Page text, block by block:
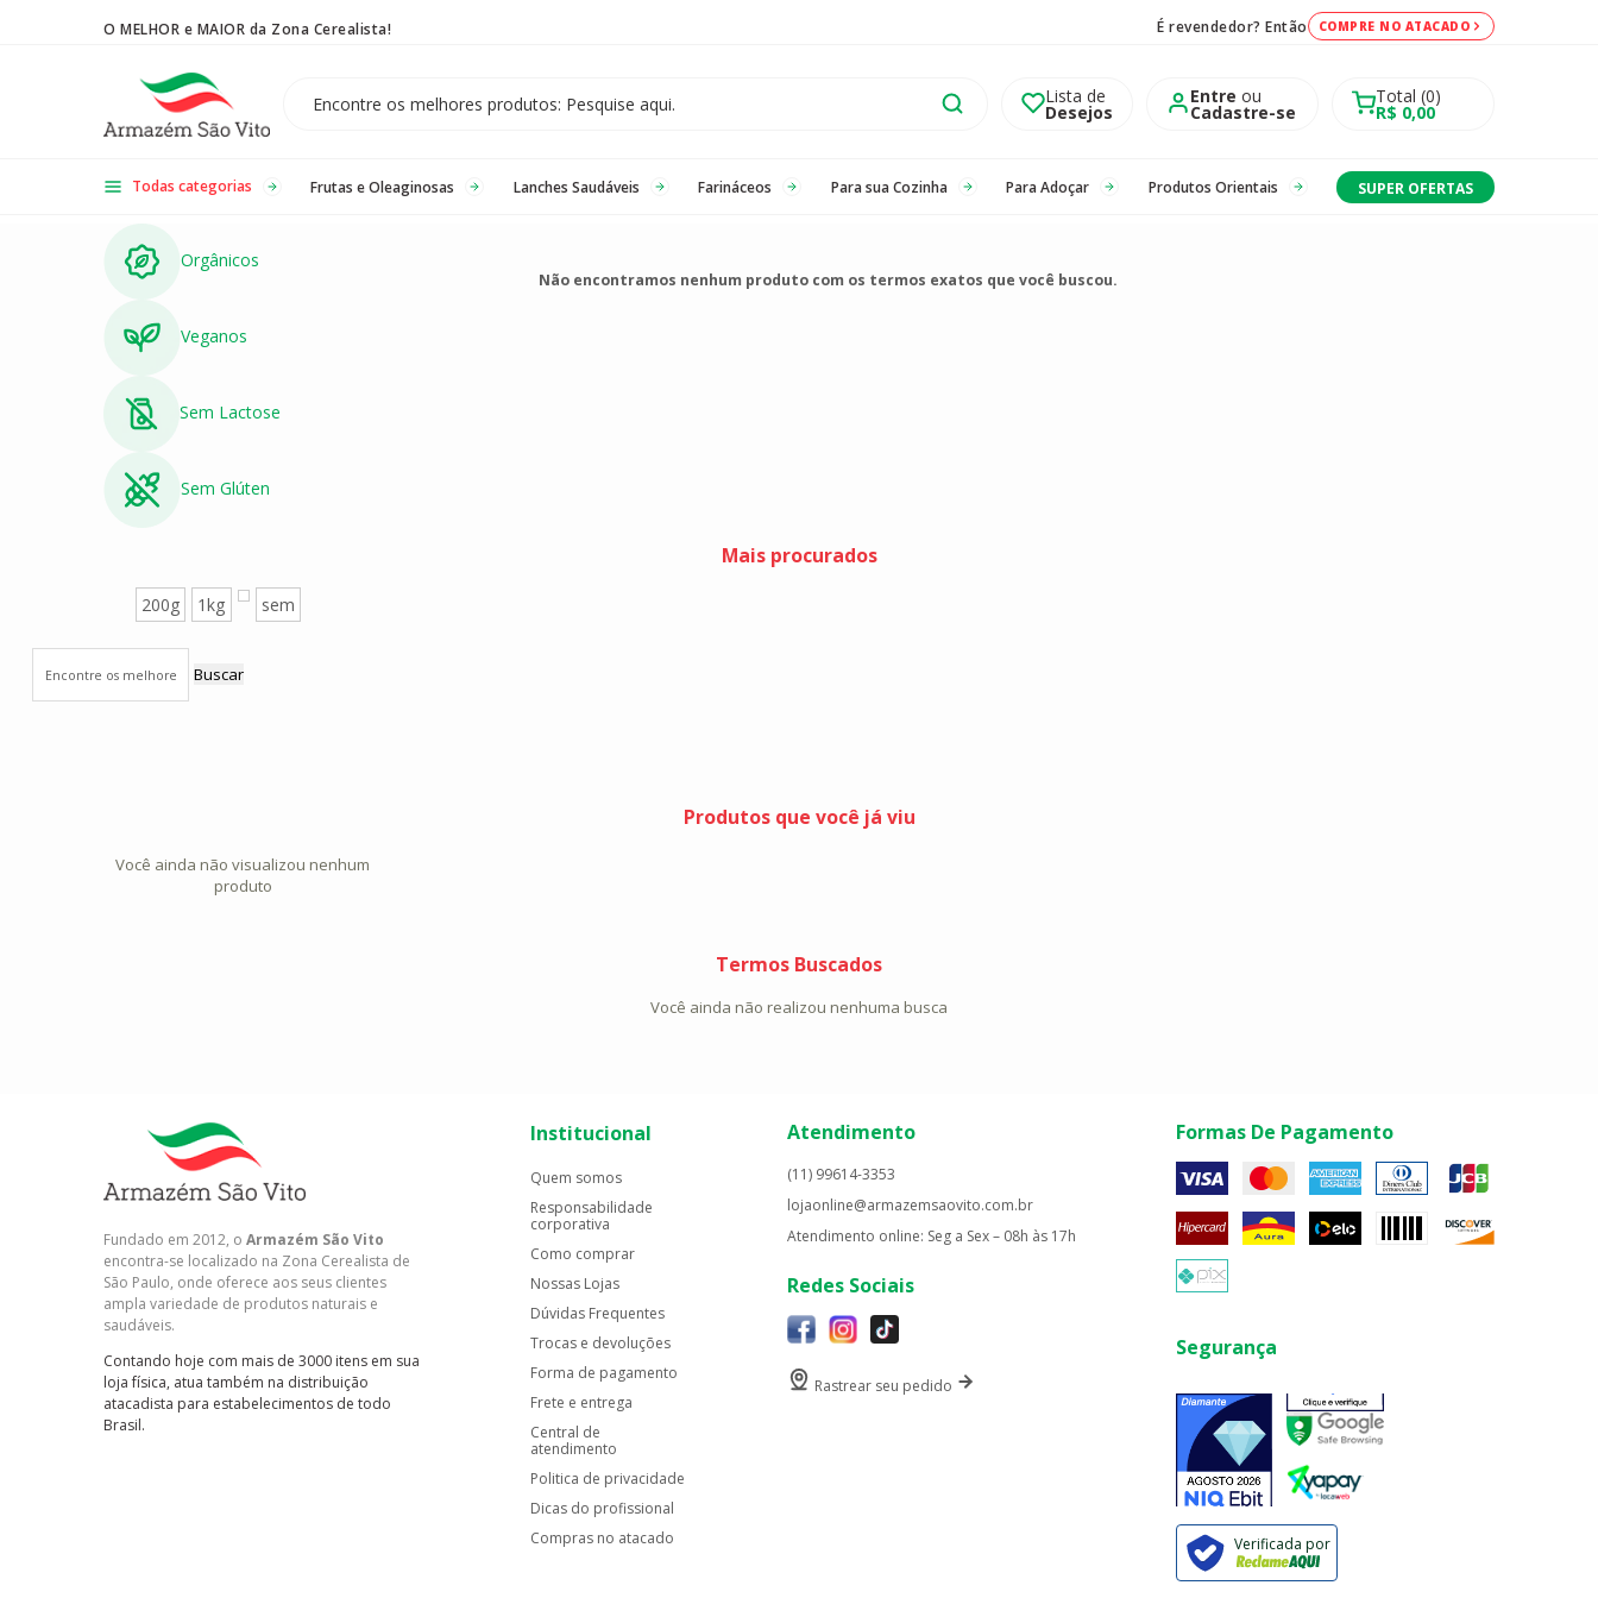
O MELHOR e MAIOR da Zona Cerealista!
É revendedor? Então COMPRE NO ATACADO
Lista de
Desejos
Entre ou
Cadastre-se
Total 0
R$ 0,00
Todas categorias Frutas e Oleaginosas Lanches Saudáveis Farináceos Para sua Cozinha Para Adoçar Produtos Orientais SUPER OFERTAS
Orgânicos
Veganos
Sem Lactose
Sem Glúten
Não encontramos nenhum produto com os termos exatos que você buscou.
Mais procurados
200g 1kg sem
Buscar
Produtos que você já viu
Você ainda não visualizou nenhum
produto
Termos Buscados
Você ainda não realizou nenhuma busca
Fundado em 2012, o Armazém São Vito
encontra-se localizado na Zona Cerealista de
São Paulo, onde oferece aos seus clientes
ampla variedade de produtos naturais e
saudáveis.
Contando hoje com mais de 3000 itens em sua
loja física, atua também na distribuição
atacadista para estabelecimentos de todo
Brasil.
Institucional
Quem somos
Responsabilidade
corporativa
Como comprar
Nossas Lojas
Dúvidas Frequentes
Trocas e devoluções
Forma de pagamento
Frete e entrega
Central de
atendimento
Politica de privacidade
Dicas do profissional
Compras no atacado
Atendimento
(11) 99614-3353
lojaonline@armazemsaovito.com.br
Atendimento online: Seg a Sex – 08h às 17h
Redes Sociais
Rastrear seu pedido
Formas De Pagamento
Segurança
Verificada por